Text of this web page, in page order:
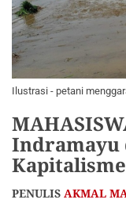
Ilustrasi - petani
Indramayu
PENULIS AKMAL